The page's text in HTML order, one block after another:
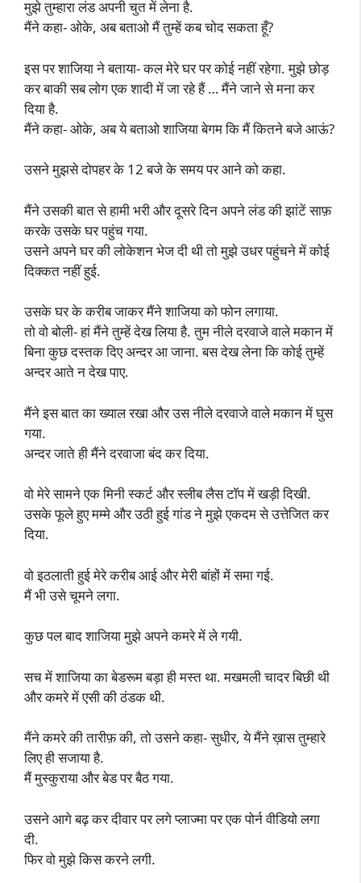
मुझे तुम्हारा लंड अपनी चुत में लेना है.
मैंने कहा- ओके, अब बताओ मैं तुम्हें कब चोद सकता हूँ?
इस पर शाजिया ने बताया- कल मेरे घर पर कोई नहीं रहेगा. मुझे छोड़
कर बाकी सब लोग एक शादी में जा रहे हैं … मैंने जाने से मना कर
दिया है.
मैंने कहा- ओके, अब ये बताओ शाजिया बेगम कि मैं कितने बजे आऊं?
उसने मुझसे दोपहर के 12 बजे के समय पर आने को कहा.
मैंने उसकी बात से हामी भरी और दूसरे दिन अपने लंड की झांटें साफ़
करके उसके घर पहुंच गया.
उसने अपने घर की लोकेशन भेज दी थी तो मुझे उधर पहुंचने में कोई
दिक्कत नहीं हुई.
उसके घर के करीब जाकर मैंने शाजिया को फोन लगाया.
तो वो बोली- हां मैंने तुम्हें देख लिया है. तुम नीले दरवाजे वाले मकान में
बिना कुछ दस्तक दिए अन्दर आ जाना. बस देख लेना कि कोई तुम्हें
अन्दर आते न देख पाए.
मैंने इस बात का ख्याल रखा और उस नीले दरवाजे वाले मकान में घुस
गया.
अन्दर जाते ही मैंने दरवाजा बंद कर दिया.
वो मेरे सामने एक मिनी स्कर्ट और स्लीब लैस टॉप में खड़ी दिखी.
उसके फूले हुए मम्मे और उठी हुई गांड ने मुझे एकदम से उत्तेजित कर
दिया.
वो इठलाती हुई मेरे करीब आई और मेरी बांहों में समा गई.
मैं भी उसे चूमने लगा.
कुछ पल बाद शाजिया मुझे अपने कमरे में ले गयी.
सच में शाजिया का बेडरूम बड़ा ही मस्त था. मखमली चादर बिछी थी
और कमरे में एसी की ठंडक थी.
मैंने कमरे की तारीफ़ की, तो उसने कहा- सुधीर, ये मैंने ख़ास तुम्हारे
लिए ही सजाया है.
मैं मुस्कुराया और बेड पर बैठ गया.
उसने आगे बढ़ कर दीवार पर लगे प्लाज्मा पर एक पोर्न वीडियो लगा
दी.
फिर वो मुझे किस करने लगी.